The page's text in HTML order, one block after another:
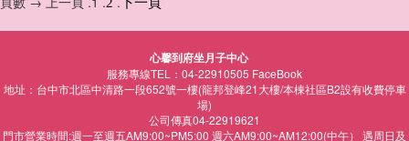
2 下一頁
心馨到府坐月子中心
服務專線TEL：04-22910505 FaceBook
地址：台中市北區中清路一段652號一樓(龍邦登峰21大樓/本棟社區B2設有收費停車
場)
公司傳真04-22919621
門市營業時間:週一至週五AM9:00~PM5:00 週六AM9:00~AM12:00(中午） 遇周日及